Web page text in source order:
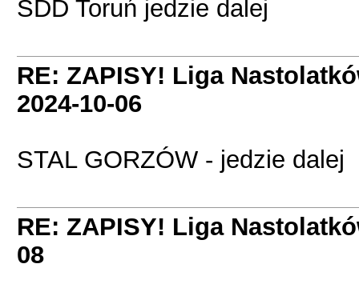
SDD Toruń jedzie dalej
RE: ZAPISY! Liga
2024-10-06
STAL GORZÓW - jedzie dalej
RE: ZAPISY! Liga
08